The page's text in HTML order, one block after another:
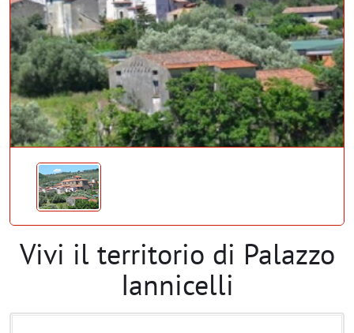
Vivi il territorio di Palazzo
Iannicelli